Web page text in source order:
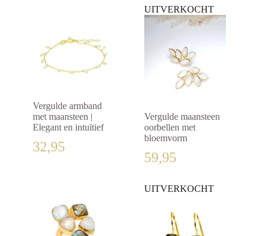
Vergulde armband
met maansteen |
Elegant en intuïtief
32,95
UITVERKOCHT
Vergulde maansteen
oorbellen met
bloemvorm
59,95
UITVERKOCHT